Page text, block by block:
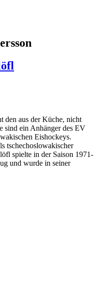
den aus der Küche, nicht
sind ein Anhänger des EV
Eishockeys.
tschechoslowakischer
spielte in der Saison 1971-
und wurde in seiner